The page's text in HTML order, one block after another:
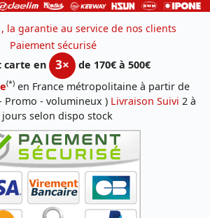
, la garantie au service de nos clients
Paiement sécurisé
carte en
3×
de 170€ à 500€
(*) en France métropolitaine à partir de
Promo - volumineux ) Livraison Suivi 2 à
jours selon dispo stock